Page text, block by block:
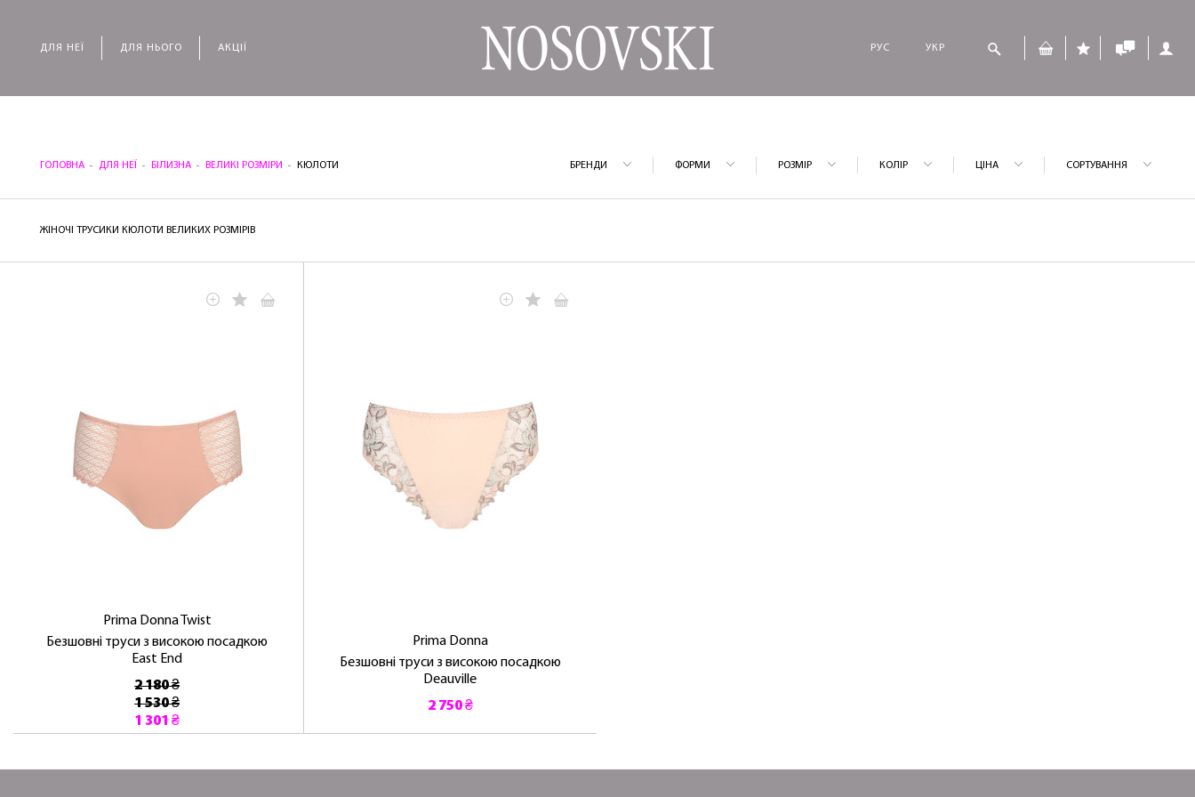
ДЛЯ НЕЇ ДЛЯ НЬОГО АКЦІЇ РУС УКР
ГОЛОВНА ДЛЯ НЕЇ БІЛИЗНА ВЕЛИКІ РОЗМІРИ КЮЛОТИ БРЕНДИ ФОРМИ РОЗМІР КОЛІР ЦІНА СОРТУВАННЯ
ЖІНОЧІ ТРУСИКИ КЮЛОТИ ВЕЛИКИХ РОЗМІРІВ
Prima Donna Twist
Безшовні труси з високою посадкою
East End
2 180 ₴
1 530 ₴
1 301 ₴
Prima Donna
Безшовні труси з високою посадкою
Deauville
2 750 ₴
ЛАСКАВО ПРОСИМО ДО NOSOVSKI.COM! ПРИЙМІТЬ ВІД
НАС ПРИВІТНИЙ БОНУС - ЗНИЖКУ НА ПЕРШЕ ПОКУПКУ